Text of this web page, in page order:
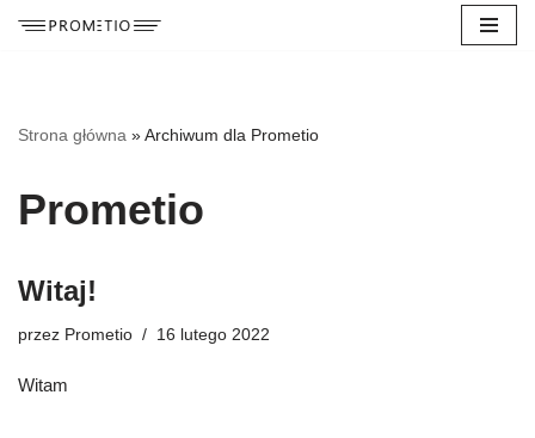
Strona główna »Archiwum dla Prometio
Prometio
Witaj!
przez Prometio 16 lutego 2022
Witam